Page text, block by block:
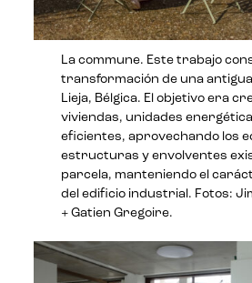
La commune. Este trabajo
transformación de una
Lieja, Bélgica. El objetivo era
viviendas, unidades
eficientes, aprovechando los
estructuras y envolventes
parcela, manteniendo el
del edificio industrial. Fotos:
+ Gatien Gregoire.